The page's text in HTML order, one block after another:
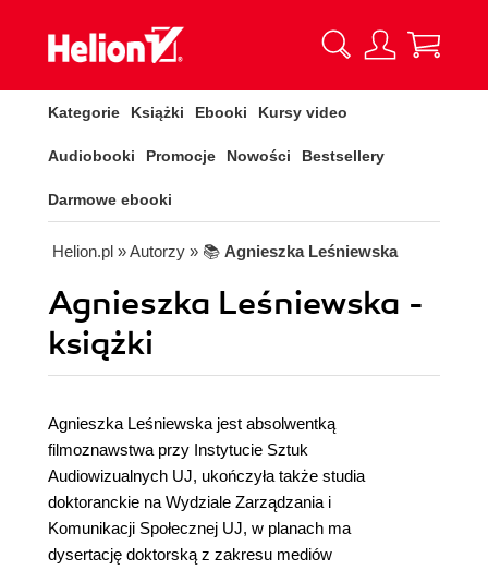
Kategorie Książki Ebooki Kursy video
Audiobooki Promocje Nowości Bestsellery
Darmowe ebooki
Helion.pl » Autorzy » 📚 Agnieszka Leśniewska
Agnieszka Leśniewska -
książki
Agnieszka Leśniewska jest absolwentką
filmoznawstwa przy Instytucie Sztuk
Audiowizualnych UJ, ukończyła także studia
doktoranckie na Wydziale Zarządzania i
Komunikacji Społecznej UJ, w planach ma
dysertację doktorską z zakresu mediów